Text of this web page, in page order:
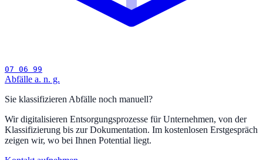
07 06 99
Abfälle a. n. g.
Sie klassifizieren Abfälle noch manuell?
Wir digitalisieren Entsorgungsprozesse für Unternehmen, von der
Klassifizierung bis zur Dokumentation. Im kostenlosen Erstgespräch
zeigen wir, wo bei Ihnen Potential liegt.